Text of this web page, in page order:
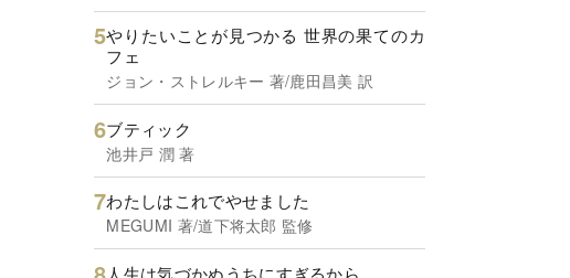
やりたいことが見つかる 世界の果てのカ
フェ
ジョン・ストレルキー 著/鹿田昌美 訳
ブティック
池井戸 潤 著
わたしはこれでやせました
MEGUMI 著/道下将太郎 監修
人生は気づかぬうちにすぎるから。